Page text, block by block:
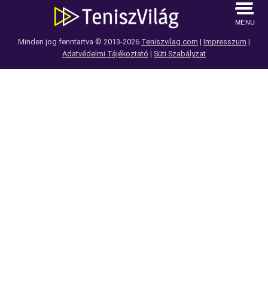
MENU
Minden jog fenntartva © 2013-2026 Teniszvilag.com | Impresszum |
Adatvédelmi Tájékoztató | Süti Szabályzat